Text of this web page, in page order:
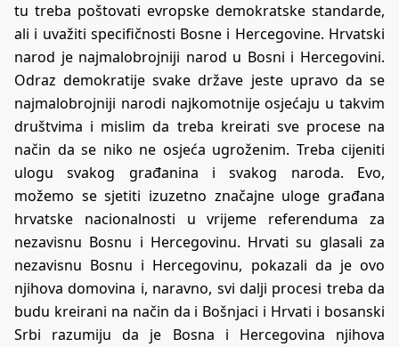
tu treba poštovati evropske demokratske standarde,
ali i uvažiti specifičnosti Bosne i Hercegovine. Hrvatski
narod je najmalobrojniji narod u Bosni i Hercegovini.
Odraz demokratije svake države jeste upravo da se
najmalobrojniji narodi najkomotnije osjećaju u takvim
društvima i mislim da treba kreirati sve procese na
način da se niko ne osjeća ugroženim. Treba cijeniti
ulogu svakog građanina i svakog naroda. Evo,
možemo se sjetiti izuzetno značajne uloge građana
hrvatske nacionalnosti u vrijeme referenduma za
nezavisnu Bosnu i Hercegovinu. Hrvati su glasali za
nezavisnu Bosnu i Hercegovinu, pokazali da je ovo
njihova domovina i, naravno, svi dalji procesi treba da
budu kreirani na način da i Bošnjaci i Hrvati i bosanski
Srbi razumiju da je Bosna i Hercegovina njihova